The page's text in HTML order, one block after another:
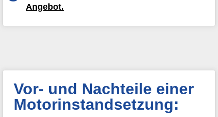
Angebot.
Vor- und Nachteile einer
Motorinstandsetzung: